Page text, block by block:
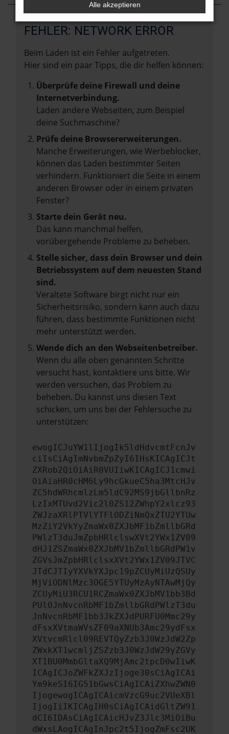
FEHLER: NETWORK ERROR
Beim Laden ist ein Fehler aufgetreten.
Hier sind ein paar Tipps, die dir helfen können:
Überprüfe deine Firewall und deine
Internetverbindung.
Laden andere Webseiten, zum Beispiel
deine Suchmaschine?
Prüfe deine Browsererweiterungen.
Manche Erweiterungen, wie Werbeblocker,
können das Laden bestimmter Seiten
verhindern. Funktioniert die Seite in einem
anderen Browser oder in einem privaten
Fenster?
Starte dein Gerät neu.
Das kann manchmal helfen,
vorübergehende Probleme zu beheben.
Stelle sicher, dass dein Browser und dein
Betriebssystem auf dem neuesten Stand
sind.
Veraltete Software birgt nicht nur ein
Sicherheitsrisiko, sondern kann auch dazu
führen, dass bestimmte Funktionen nicht
mehr unterstützt werden.
Wende dich an den Webseitenbetreiber.
Wenn du alle oben genannten Schritte
versucht hast, kontaktiere uns bitte. Wir
werden versuchen, das Problem zu
beheben. Du kannst uns diesen Text
schicken, um uns bei der Fehlersuche zu
unterstützen:
ewogICJuYW1lIjogIk5ldHdvcmtFcnJv
ciIsCiAgImNvbmZpZyI6IHsKICAgICJt
ZXRob2QiOiAiR0VUIiwKICAgICJ1cmwi
OiAiaHR0cHM6Ly9hcGkueC5ha3MtcHJv
ZC5hdWRhcmlzLm5ldC92MS9jbGllbnRz
LzIxMTUvd2Vic2l0ZS12ZWhpY2xlcz93
ZWJzaXRlPTVlYTFlODZiNmQxZTU2YTUw
MzZiY2VkYyZmaWx0ZXJbMF1bZmllbGRd
PWlzT3duJmZpbHRlclswXVt2YWx1ZV09
dHJ1ZSZmaWx0ZXJbMV1bZmllbGRdPW1v
ZGVsJmZpbHRlclsxXVt2YWx1ZV09JTVC
JTdCJTIyYXVkYXJpc19pZCUyMiUzQSUy
MjViODNlMzc3OGE5YTUyMzAyNTAwMjQy
ZCUyMiU3RCU1RCZmaWx0ZXJbMV1bb3Bd
PUlOJnNvcnRbMF1bZmllbGRdPWlzT3du
JnNvcnRbMF1bb3JkZXJdPURFU0Mmc29y
dFsxXVtmaWVsZF09aXNUb3Amc29ydFsx
XVtvcmRlcl09REVTQyZzb3J0WzJdW2Zp
ZWxkXT1wcmljZSZzb3J0WzJdW29yZGVy
XT1BU0MmbGltaXQ9MjAmc2tpcD0wIiwK
ICAgICJoZWFkZXJzIjoge30sCiAgICAi
Ym9keSI6IG51bGwsCiAgICAiZXhwZWN0
IjogewogICAgICAicmVzcG9uc2VUeXBl
IjogIiIKICAgIH0sCiAgICAidGltZW91
dCI6IDAsCiAgICAicHJvZ3Jlc3MiOiBu
dWxsLAogICAgInJpc2t5IjogZmFsc2UK
Alle akzeptieren